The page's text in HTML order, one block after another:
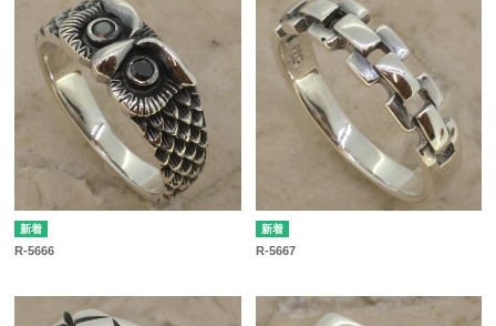
R-5666 R-5667